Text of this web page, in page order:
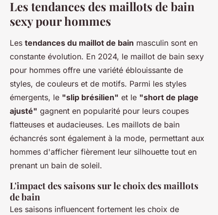
Les tendances des maillots de bain
sexy pour hommes
Les tendances du maillot de bain masculin sont en
constante évolution. En 2024, le maillot de bain sexy
pour hommes offre une variété éblouissante de
styles, de couleurs et de motifs. Parmi les styles
émergents, le "slip brésilien" et le "short de plage
ajusté" gagnent en popularité pour leurs coupes
flatteuses et audacieuses. Les maillots de bain
échancrés sont également à la mode, permettant aux
hommes d'afficher fièrement leur silhouette tout en
prenant un bain de soleil.
L'impact des saisons sur le choix des maillots
de bain
Les saisons influencent fortement les choix de